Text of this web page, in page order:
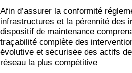
Afin d’assurer la conformité
infrastructures et la pérennité des
dispositif de maintenance
traçabilité complète des
évolutive et sécurisée des actifs
réseau la plus compétitive